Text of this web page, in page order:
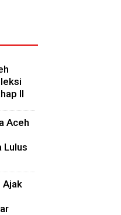
II
Aceh
Lulus
Ajak